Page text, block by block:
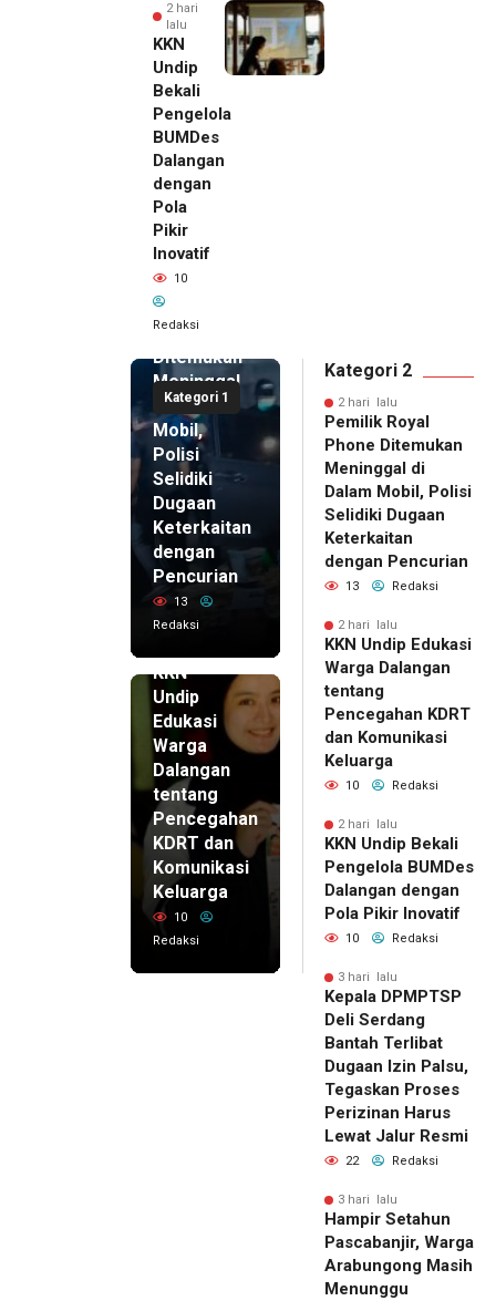
2 hari
lalu
KKN
Undip
Bekali
Pengelola
BUMDes
Dalangan
dengan
Pola
Pikir
Inovatif
10
Redaksi
Kategori 1
Pemilik
Royal
Phone
Ditemukan
Meninggal
di Dalam
Mobil,
Polisi
Selidiki
Dugaan
Keterkaitan
dengan
Pencurian
13
Redaksi
KKN
Undip
Edukasi
Warga
Dalangan
tentang
Pencegahan
KDRT dan
Komunikasi
Keluarga
10
Redaksi
Kategori 2
2 hari lalu
Pemilik Royal
Phone Ditemukan
Meninggal di
Dalam Mobil, Polisi
Selidiki Dugaan
Keterkaitan
dengan Pencurian
13 Redaksi
2 hari lalu
KKN Undip Edukasi
Warga Dalangan
tentang
Pencegahan KDRT
dan Komunikasi
Keluarga
10 Redaksi
2 hari lalu
KKN Undip Bekali
Pengelola BUMDes
Dalangan dengan
Pola Pikir Inovatif
10 Redaksi
3 hari lalu
Kepala DPMPTSP
Deli Serdang
Bantah Terlibat
Dugaan Izin Palsu,
Tegaskan Proses
Perizinan Harus
Lewat Jalur Resmi
22 Redaksi
3 hari lalu
Hampir Setahun
Pascabanjir, Warga
Arabungong Masih
Menunggu